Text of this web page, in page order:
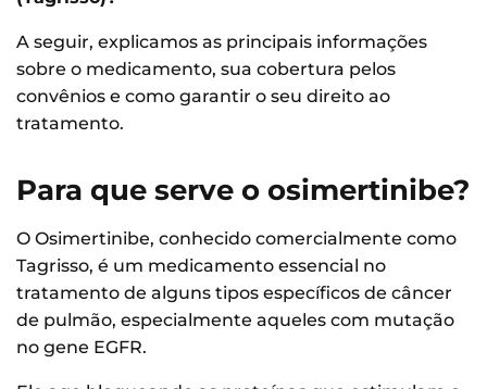
A seguir, explicamos as principais informações
sobre o medicamento, sua cobertura pelos
convênios e como garantir o seu direito ao
tratamento.
Para que serve o osimertinibe?
O Osimertinibe, conhecido comercialmente como
Tagrisso, é um medicamento essencial no
tratamento de alguns tipos específicos de câncer
de pulmão, especialmente aqueles com mutação
no gene EGFR.